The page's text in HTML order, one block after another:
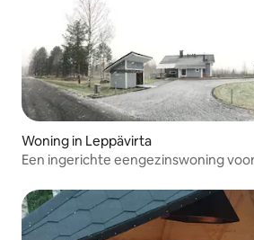
Woning in Leppävirta
Een ingerichte eengezinswoning